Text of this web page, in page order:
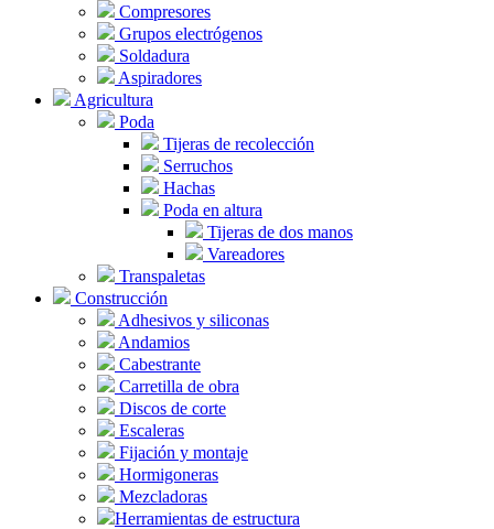
Compresores
Grupos electrógenos
Soldadura
Aspiradores
Agricultura
Poda
Tijeras de recolección
Serruchos
Hachas
Poda en altura
Tijeras de dos manos
Vareadores
Transpaletas
Construcción
Adhesivos y siliconas
Andamios
Cabestrante
Carretilla de obra
Discos de corte
Escaleras
Fijación y montaje
Hormigoneras
Mezcladoras
Herramientas de estructura